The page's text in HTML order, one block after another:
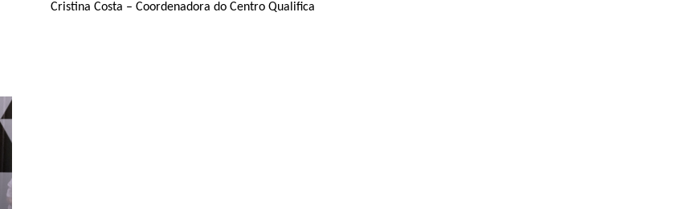
Cristina Costa – Coordenadora do Centro Qualifica